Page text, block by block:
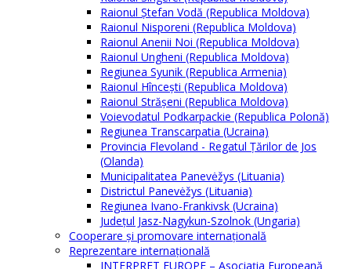
Raionul Ștefan Vodă (Republica Moldova)
Raionul Nisporeni (Republica Moldova)
Raionul Anenii Noi (Republica Moldova)
Raionul Ungheni (Republica Moldova)
Regiunea Syunik (Republica Armenia)
Raionul Hîncești (Republica Moldova)
Raionul Străşeni (Republica Moldova)
Voievodatul Podkarpackie (Republica Polonă)
Regiunea Transcarpatia (Ucraina)
Provincia Flevoland - Regatul Ţărilor de Jos
(Olanda)
Municipalitatea Panevėžys (Lituania)
Districtul Panevėžys (Lituania)
Regiunea Ivano-Frankivsk (Ucraina)
Judeţul Jasz-Nagykun-Szolnok (Ungaria)
Cooperare şi promovare internaţională
Reprezentare internaţională
INTERPRET EUROPE – Asociația Europeană